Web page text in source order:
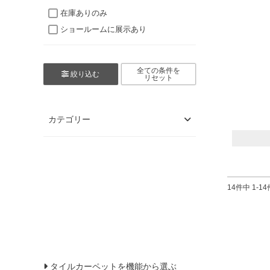
在庫ありのみ
ショールームに展示あり
全ての条件を
リセット
絞り込む
カテゴリー
14件中 1-14
タイルカーペットを機能から選ぶ